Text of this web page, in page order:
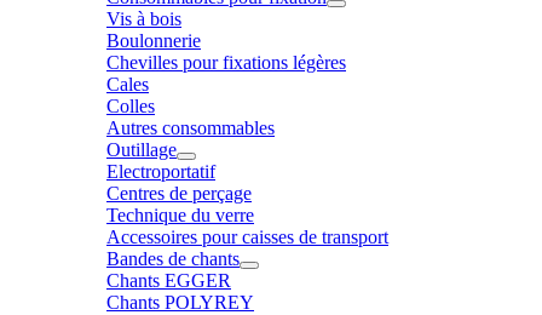
Vis à bois
Boulonnerie
Chevilles pour fixations légères
Cales
Colles
Autres consommables
Outillage
Electroportatif
Centres de perçage
Technique du verre
Accessoires pour caisses de transport
Bandes de chants
Chants EGGER
Chants POLYREY